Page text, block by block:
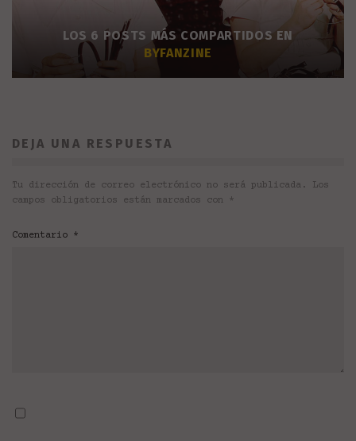
LOS 6 POSTS MÁS COMPARTIDOS EN
BYFANZINE
DEJA UNA RESPUESTA
Tu dirección de correo electrónico no será publicada.
Los
campos obligatorios están marcados con *
Comentario *